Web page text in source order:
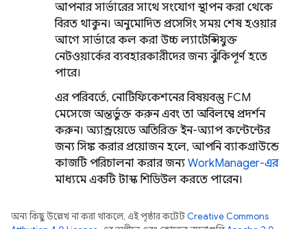
আপনার সার্ভারের সাথে সংযোগ স্থাপন করা থেকে
বিরত থাকুন। অনুমোদিত প্রসেসিং সময় শেষ হওয়ার
আগে সার্ভারে কল করা উচ্চ ল্যাটেন্সিযুক্ত
নেটওয়ার্কের ব্যবহারকারীদের জন্য ঝুঁকিপূর্ণ হতে
পারে।
এর পরিবর্তে, নোটিফিকেশনের বিষয়বস্তু FCM
মেসেজে অন্তর্ভুক্ত করুন এবং তা অবিলম্বে প্রদর্শন
করুন। অ্যান্ড্রয়েডে অতিরিক্ত ইন-অ্যাপ কন্টেন্টের
জন্য সিঙ্ক করার প্রয়োজন হলে, আপনি ব্যাকগ্রাউন্ডে
কাজটি পরিচালনা করার জন্য WorkManager-এর
মাধ্যমে একটি টাস্ক শিডিউল করতে পারেন।
অন্য কিছু উল্লেখ না করা থাকলে, এই পৃষ্ঠার কন্টেন্টCreative Commons